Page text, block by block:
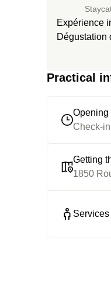
Expérience
Dégustation
Practical
Opening
Check-
Getting
1850